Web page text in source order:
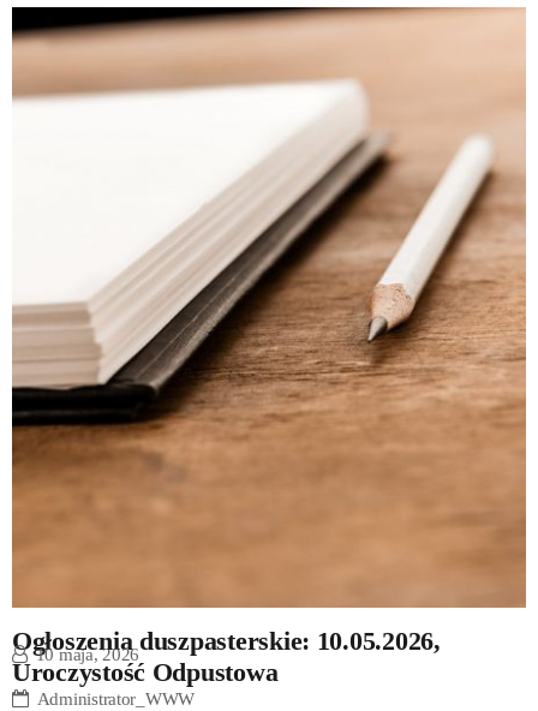
Ogłoszenia duszpasterskie: 10.05.2026,
Uroczystość Odpustowa
10 maja, 2026
Administrator_WWW